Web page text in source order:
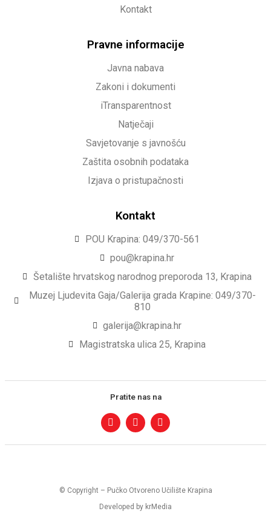
Kontakt
Pravne informacije
Javna nabava
Zakoni i dokumenti
iTransparentnost
Natječaji
Savjetovanje s javnošću
Zaštita osobnih podataka
Izjava o pristupačnosti
Kontakt
POU Krapina: 049/370-561
pou@krapina.hr
Šetalište hrvatskog narodnog preporoda 13, Krapina
Muzej Ljudevita Gaja/Galerija grada Krapine: 049/370-
810
galerija@krapina.hr
Magistratska ulica 25, Krapina
Pratite nas na
© Copyright – Pučko Otvoreno Učilište Krapina
Developed by krMedia